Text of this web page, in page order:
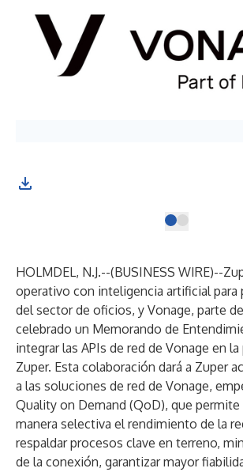
HOLMDEL, N.J.--(BUSINESS WIRE)--
operativo con inteligencia artificial para
del sector de oficios, y Vonage, parte
celebrado un Memorando de
integrar las APIs de red de Vonage en
Zuper. Esta colaboración dará a Zuper
a las soluciones de red de Vonage,
Quality on Demand (QoD), que permite
manera selectiva el rendimiento de la
respaldar procesos clave en terreno,
de la conexión, garantizar mayor